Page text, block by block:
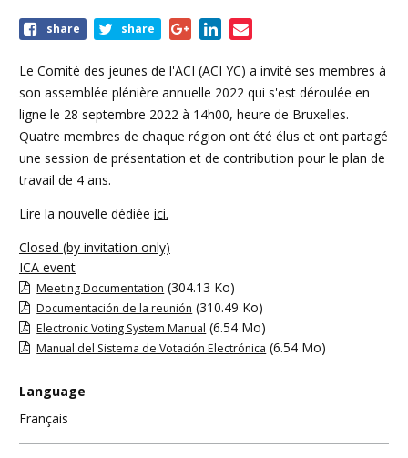
Share
event
share share
Le Comité des jeunes de l'ACI (ACI YC) a invité ses membres à
son assemblée plénière annuelle 2022 qui s'est déroulée en
ligne le 28 septembre 2022 à 14h00, heure de Bruxelles.
Quatre membres de chaque région ont été élus et ont partagé
une session de présentation et de contribution pour le plan de
travail de 4 ans.
Lire la nouvelle dédiée ici.
Closed (by invitation only)
ICA event
Meeting Documentation (304.13 Ko)
Documentación de la reunión (310.49 Ko)
Electronic Voting System Manual (6.54 Mo)
Manual del Sistema de Votación Electrónica (6.54 Mo)
Language
Français